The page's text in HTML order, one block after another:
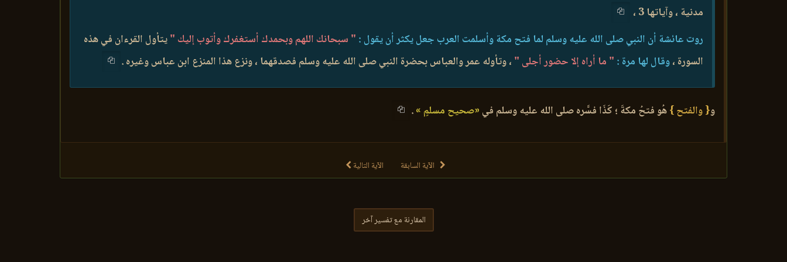
مدنية ، وآياتها 3 ،
روت عائشة أن النبي صلى الله عليه وسلم لما فتح مكة وأسلمت العرب جعل يكثر أن يقول : " سبحانك اللهم وبحمدك أستغفرك وأتوب إليك "يتأول القرءان في هذه
السورة ،وقال لها مرة : " ما أراه إلا حضور أجلى " ، وتأوله عمر والعباس بحضرة النبي صلى الله عليه وسلم فصدقهما ، ونزع هذا المنزع ابن عباس وغيره .
و{ والفتح }هُو فتحُ مكةَ ؛ كَذَا فسَّره صلى الله عليه وسلم في «صحيح مسلمٍ ».
الآية السابقة الآية التالية
المقارنة مع تفسير آخر